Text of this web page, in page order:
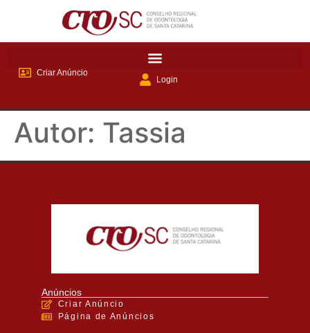
Criar Anúncio
Login
Autor: Tassia
Anúncios
Criar Anúncio
Página de Anúncios